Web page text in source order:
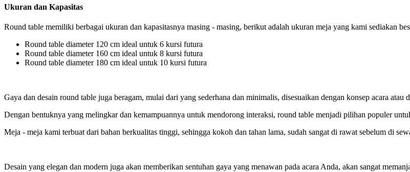
Ukuran dan Kapasitas
Round table memiliki berbagai ukuran dan kapasitasnya masing - masing, berikut adalah ukuran meja yang kami sediakan
Round table diameter 120 cm ideal untuk 6 kursi futura
Round table diameter 160 cm ideal untuk 8 kursi futura
Round table diameter 180 cm ideal untuk 10 kursi futura
Gaya dan desain round table juga beragam, mulai dari yang sederhana dan minimalis, disesuaikan dengan konsep acara atau
Dengan bentuknya yang melingkar dan kemampuannya untuk mendorong interaksi, round table menjadi pilihan populer
Meja - meja kami terbuat dari bahan berkualitas tinggi, sehingga kokoh dan tahan lama, sudah sangat di rawat sebelum di
Desain yang elegan dan modern juga akan memberikan sentuhan gaya yang menawan pada acara Anda, akan sangat